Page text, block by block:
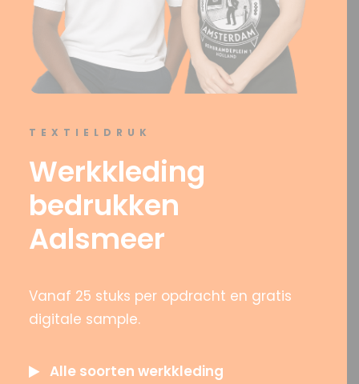
SEARCH
TEXTIELDRUK
Werkkleding
bedrukken
Aalsmeer
Vanaf 25 stuks per opdracht en gratis
digitale sample.
Alle soorten werkkleding